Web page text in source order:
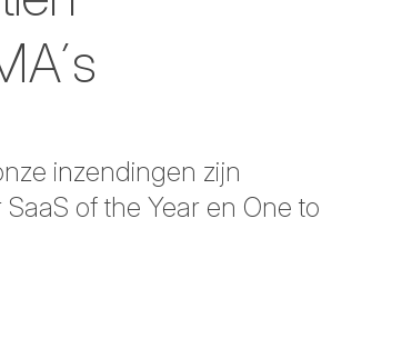
inzendingen zijn
of the Year en One to